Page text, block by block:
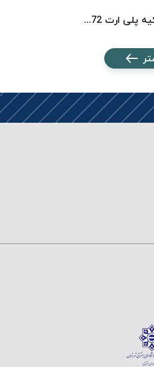
نخ دوخت ترکیه پلی ارت 8072 POLYART